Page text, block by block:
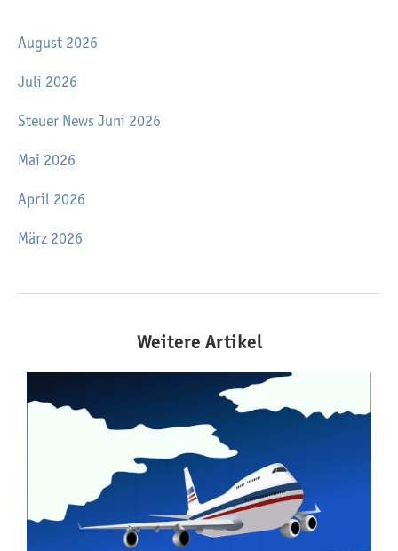
August 2026
Juli 2026
Steuer News Juni 2026
Mai 2026
April 2026
März 2026
Weitere Artikel